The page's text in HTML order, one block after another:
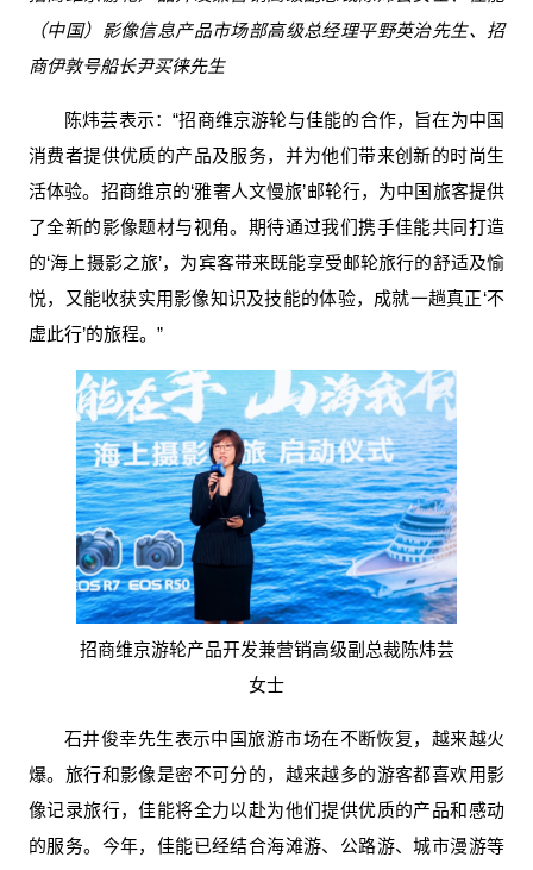
（中国）影像信息产品市场部高级总经理平野英治先生、招
商伊敦号船长尹买徕先生
陈炜芸表示：“招商维京游轮与佳能的合作，旨在为中国
消费者提供优质的产品及服务，并为他们带来创新的时尚生
活体验。招商维京的‘雅奢人文慢旅’邮轮行，为中国旅客提供
了全新的影像题材与视角。期待通过我们携手佳能共同打造
的‘海上摄影之旅’，为宾客带来既能享受邮轮旅行的舒适及愉
悦，又能收获实用影像知识及技能的体验，成就一趟真正‘不
虚此行’的旅程。”
招商维京游轮产品开发兼营销高级副总裁陈炜芸
女士
石井俊幸先生表示中国旅游市场在不断恢复，越来越火
爆。旅行和影像是密不可分的，越来越多的游客都喜欢用影
像记录旅行，佳能将全力以赴为他们提供优质的产品和感动
的服务。今年，佳能已经结合海滩游、公路游、城市漫游等